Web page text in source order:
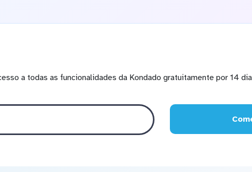
a todas as funcionalidades da Kondado gratuitamente por 14